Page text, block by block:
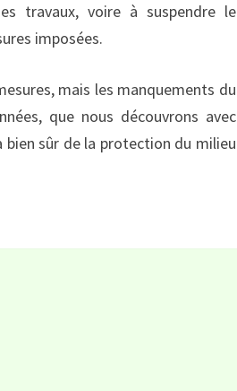
travaux, voire à suspendre le
imposées.
mais les manquements du
que nous découvrons avec
sûr de la protection du milieu